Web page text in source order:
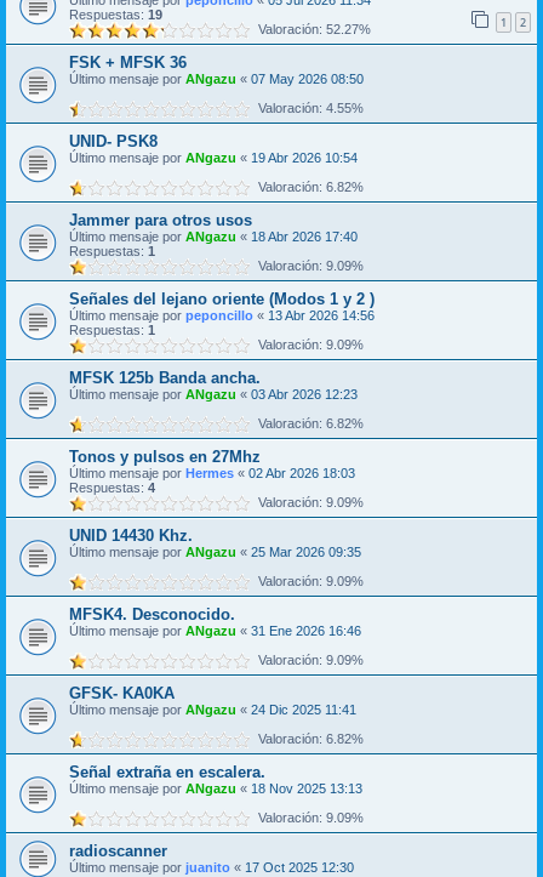
Respuestas: 19 1 2
Valoración: 52.27%
FSK + MFSK 36
Último mensaje por ANgazu « 07 May 2026 08:50
Valoración: 4.55%
UNID- PSK8
Último mensaje por ANgazu « 19 Abr 2026 10:54
Valoración: 6.82%
Jammer para otros usos
Último mensaje por ANgazu « 18 Abr 2026 17:40
Respuestas: 1
Valoración: 9.09%
Señales del lejano oriente (Modos 1 y 2 )
Último mensaje por peponcillo « 13 Abr 2026 14:56
Respuestas: 1
Valoración: 9.09%
MFSK 125b Banda ancha.
Último mensaje por ANgazu « 03 Abr 2026 12:23
Valoración: 6.82%
Tonos y pulsos en 27Mhz
Último mensaje por Hermes « 02 Abr 2026 18:03
Respuestas: 4
Valoración: 9.09%
UNID 14430 Khz.
Último mensaje por ANgazu « 25 Mar 2026 09:35
Valoración: 9.09%
MFSK4. Desconocido.
Último mensaje por ANgazu « 31 Ene 2026 16:46
Valoración: 9.09%
GFSK- KA0KA
Último mensaje por ANgazu « 24 Dic 2025 11:41
Valoración: 6.82%
Señal extraña en escalera.
Último mensaje por ANgazu « 18 Nov 2025 13:13
Valoración: 9.09%
radioscanner
Último mensaje por juanito « 17 Oct 2025 12:30